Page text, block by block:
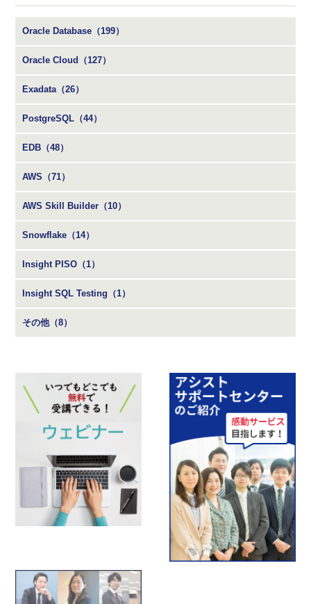
Oracle Database（199）
Oracle Cloud（127）
Exadata（26）
PostgreSQL（44）
EDB（48）
AWS（71）
AWS Skill Builder（10）
Snowflake（14）
Insight PISO（1）
Insight SQL Testing（1）
その他（8）